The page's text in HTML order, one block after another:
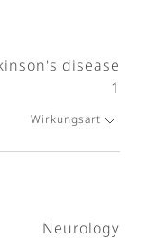
disease
1
Wirkungsart
Neurology